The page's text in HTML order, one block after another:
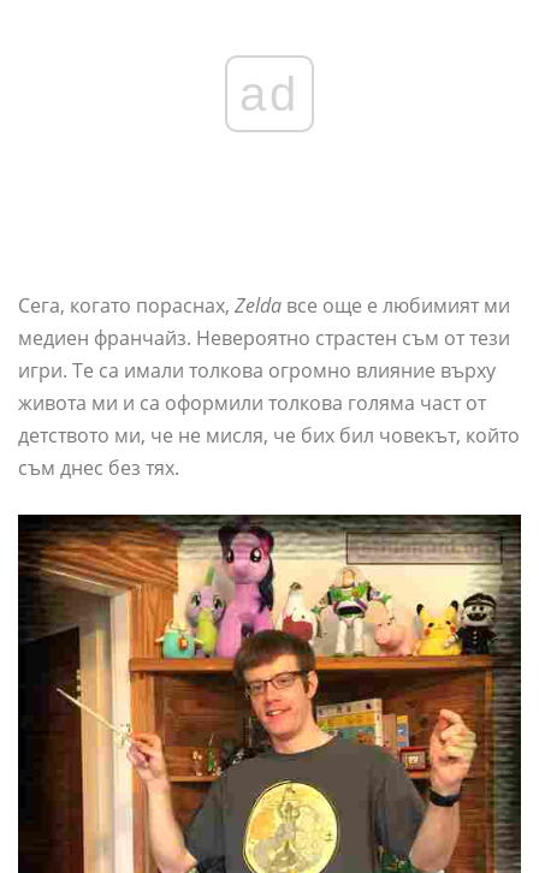
ad
Сега, когато пораснах, Zelda все още е любимият ми
медиен франчайз. Невероятно страстен съм от тези
игри. Те са имали толкова огромно влияние върху
живота ми и са оформили толкова голяма част от
детството ми, че не мисля, че бих бил човекът, който
съм днес без тях.